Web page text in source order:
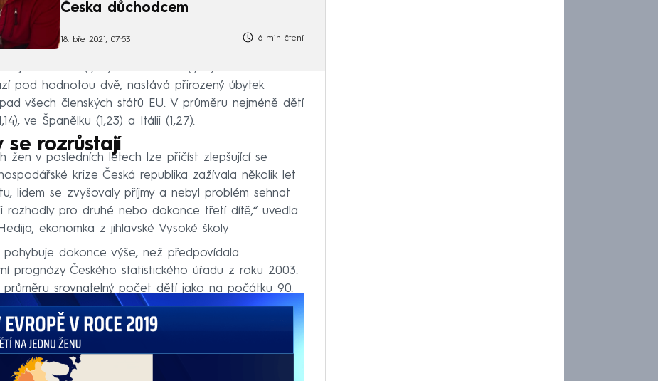
Česka důchodcem
18. bře 2021, 07:53 6 min čtení
jen Francie (1,86) a Rumunsko (1,77). Nicméně
pod hodnotou dvě, nastává přirozený úbytek
všech členských států EU. V průměru nejméně dětí
ve Španělku (1,23) a Itálii (1,27).
se rozrůstají
žen v posledních letech lze přičíst zlepšující se
krize Česká republika zažívala několik let
lidem se zvyšovaly příjmy a nebyl problém sehnat
rozhodly pro druhé nebo dokonce třetí dítě,“ uvedla
ekonomka z jihlavské Vysoké školy
dokonce výše, než předpovídala
prognózy Českého statistického úřadu z roku 2003.
srovnatelný počet dětí jako na počátku 90.